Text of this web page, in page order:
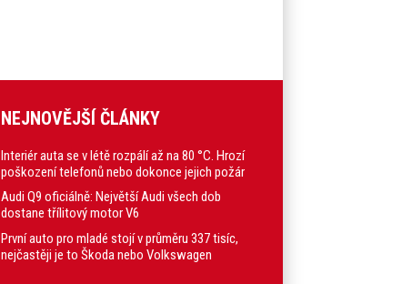
NEJNOVĚJŠÍ ČLÁNKY
Interiér auta se v létě rozpálí až na 80 °C. Hrozí
poškození telefonů nebo dokonce jejich požár
Audi Q9 oficiálně: Největší Audi všech dob
dostane třílitový motor V6
První auto pro mladé stojí v průměru 337 tisíc,
nejčastěji je to Škoda nebo Volkswagen